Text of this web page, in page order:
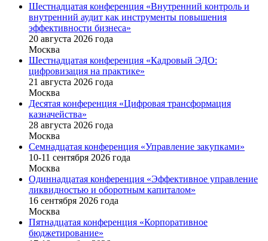
Шестнадцатая конференция «Внутренний контроль и
внутренний аудит как инструменты повышения
эффективности бизнеса»
20 августа 2026 года
Москва
Шестнадцатая конференция «Кадровый ЭДО:
цифровизация на практике»
21 августа 2026 года
Москва
Десятая конференция «Цифровая трансформация
казначейства»
28 августа 2026 года
Москва
Семнадцатая конференция «Управление закупками»
10-11 сентября 2026 года
Москва
Одиннадцатая конференция «Эффективное управление
ликвидностью и оборотным капиталом»
16 cентября 2026 года
Москва
Пятнадцатая конференция «Корпоративное
бюджетирование»